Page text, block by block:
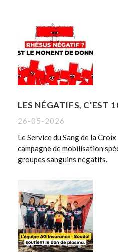
LES NÉGATIFS, C'EST
26-05-2026
Le Service du Sang de la
campagne de mobilisation
groupes sanguins négatifs.